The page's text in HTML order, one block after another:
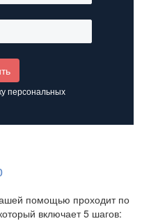
персональных
помощью проходит по
включает 5 шагов: